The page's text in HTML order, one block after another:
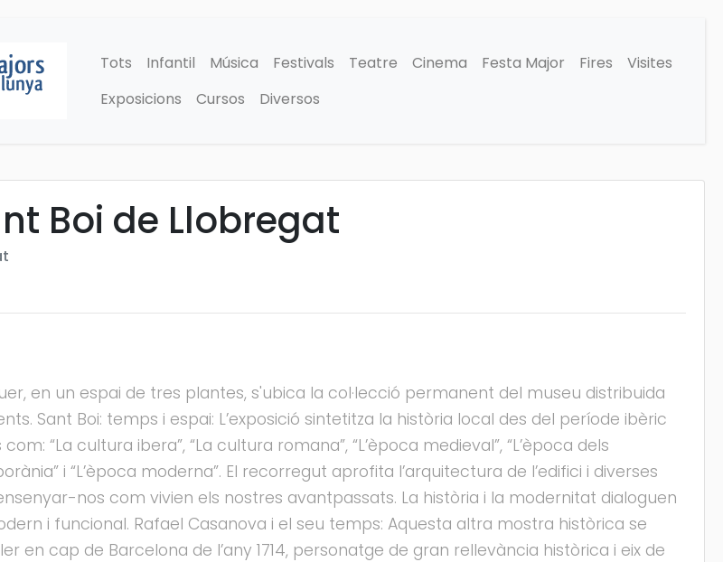
Tots Infantil Música Festivals Teatre Cinema Festa Major Fires
Visites
Exposicions
Cursos Diversos
Boi de Llobregat
en un espai de tres plantes, s'ubica la col·lecció permanent del museu distribuida
Sant Boi: temps i espai: L’exposició sintetitza la història local des del període ibèric
“La cultura ibera”, “La cultura romana”, “L’època medieval”, “L’època dels
i “L’època moderna”. El recorregut aprofita l’arquitectura de l’edifici i diverses
nos com vivien els nostres avantpassats. La història i la modernitat dialoguen
i funcional. Rafael Casanova i el seu temps: Aquesta altra mostra històrica se
en cap de Barcelona de l’any 1714, personatge de gran rellevància històrica i eix de